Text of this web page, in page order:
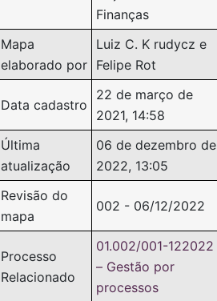
Finanças
Mapa
elaborado por
Luiz C. K rudycz e
Felipe Rot
Data cadastro
22 de março de
2021, 14:58
Última
atualização
06 de dezembro de
2022, 13:05
Revisão do
mapa
002 - 06/12/2022
Processo
Relacionado
01.002/001-122022
– Gestão por
processos